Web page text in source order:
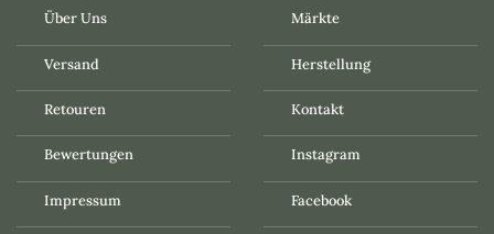
Über Uns
Versand
Retouren
Bewertungen
Impressum
Märkte
Herstellung
Kontakt
Instagram
Facebook